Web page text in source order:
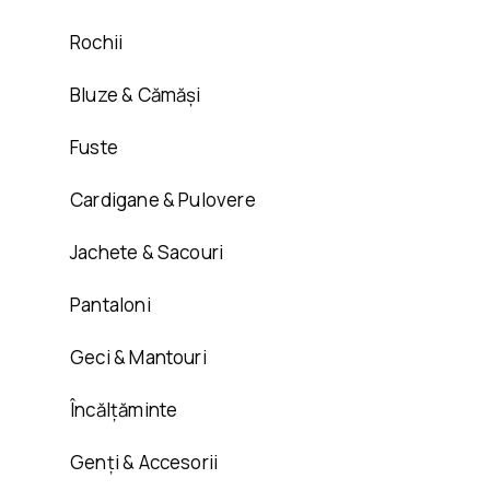
Rochii
Bluze & Cămăși
Fuste
Cardigane & Pulovere
Jachete & Sacouri
Pantaloni
Geci & Mantouri
Încălțăminte
Genți & Accesorii